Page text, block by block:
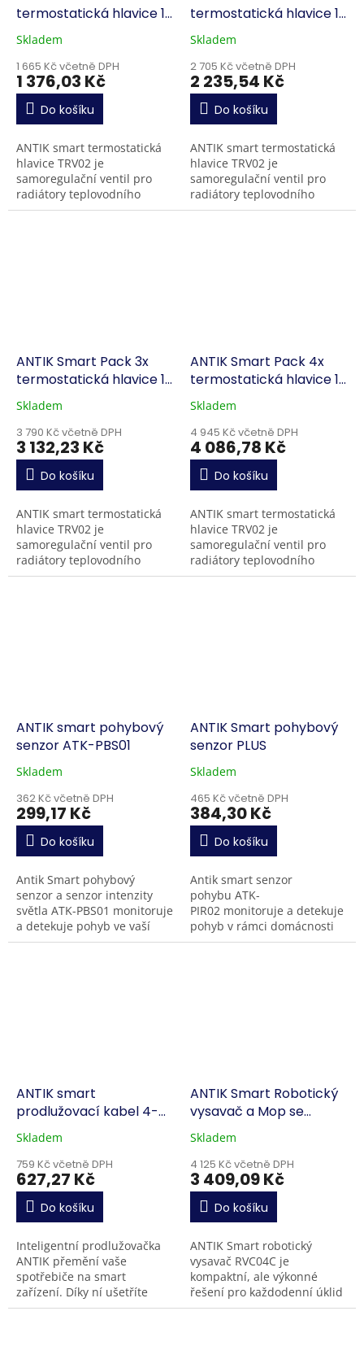
termostatická hlavice 1x
gateway
Skladem
1 665 Kč včetně DPH
1 376,03 Kč
Do košíku
ANTIK smart termostatická
hlavice TRV02 je
samoregulační ventil pro
radiátory teplovodního
vytápění v bytech nebo
termostatická hlavice 1x
gateway
Skladem
2 705 Kč včetně DPH
2 235,54 Kč
Do košíku
ANTIK smart termostatická
hlavice TRV02 je
samoregulační ventil pro
radiátory teplovodního
vytápění v bytech nebo
ANTIK Smart Pack 3x
termostatická hlavice 1x
gateway
Skladem
3 790 Kč včetně DPH
3 132,23 Kč
Do košíku
ANTIK smart termostatická
hlavice TRV02 je
samoregulační ventil pro
radiátory teplovodního
vytápění v bytech nebo
ANTIK Smart Pack 4x
termostatická hlavice 1x
gateway
Skladem
4 945 Kč včetně DPH
4 086,78 Kč
Do košíku
ANTIK smart termostatická
hlavice TRV02 je
samoregulační ventil pro
radiátory teplovodního
vytápění v bytech nebo
ANTIK smart pohybový
senzor ATK-PBS01
Skladem
362 Kč včetně DPH
299,17 Kč
Do košíku
Antik Smart pohybový
senzor a senzor intenzity
světla ATK-PBS01 monitoruje
a detekuje pohyb ve vaší
domácnosti, chatě nebo
ANTIK Smart pohybový
senzor PLUS
Skladem
465 Kč včetně DPH
384,30 Kč
Do košíku
Antik smart senzor
pohybu ATK-
PIR02 monitoruje a detekuje
pohyb v rámci domácnosti
nebo na chatě. V případě
ANTIK smart
prodlužovací kabel 4-
zásuvkový + 2 USB
Skladem
759 Kč včetně DPH
627,27 Kč
Do košíku
Inteligentní prodlužovačka
ANTIK přemění vaše
spotřebiče na smart
zařízení. Díky ní ušetříte
nejen čas, ale díky
ANTIK Smart Robotický
vysavač a Mop se
zásobníkem RVC04C
Skladem
4 125 Kč včetně DPH
3 409,09 Kč
Do košíku
ANTIK Smart robotický
vysavač RVC04C je
kompaktní, ale výkonné
řešení pro každodenní úklid
domácnosti. Díky laserové